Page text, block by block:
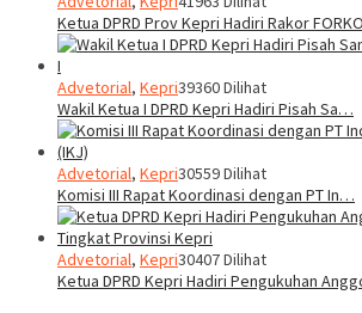
Ketua DPRD Prov Kepri Hadiri Rakor
Advetorial, Kepri39360 Dilihat
Wakil Ketua I DPRD Kepri Hadiri Pisah Sa…
Advetorial, Kepri30559 Dilihat
Komisi III Rapat Koordinasi dengan PT In…
Advetorial, Kepri30407 Dilihat
Ketua DPRD Kepri Hadiri Pengukuhan